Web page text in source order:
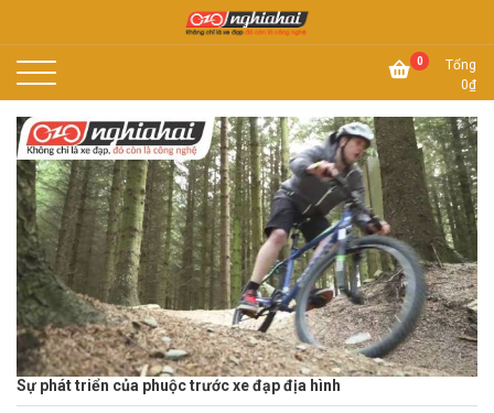
Xe đạp Nhật Nghĩa Hải 0
Tổng
0₫
Sự phát triển của phuộc trước xe đạp địa hình